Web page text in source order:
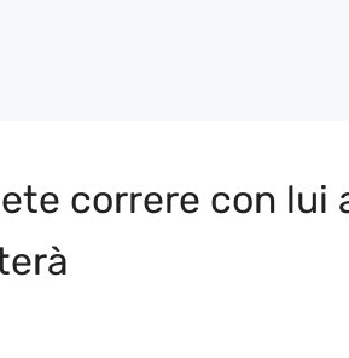
correre con lui